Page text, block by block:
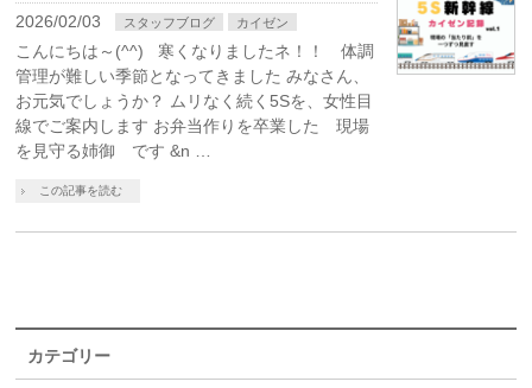
2026/02/03 スタッフブログ カイゼン
こんにちは～(^^) 寒くなりましたネ！！ 体調
管理が難しい季節となってきました みなさん、
お元気でしょうか？ ムリなく続く5Sを、女性目
線でご案内します お弁当作りを卒業した 現場
を見守る姉御 です &n …
この記事を読む
カテゴリー